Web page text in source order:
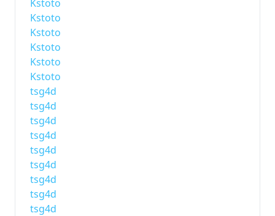
Kstoto
Kstoto
Kstoto
Kstoto
Kstoto
Kstoto
tsg4d
tsg4d
tsg4d
tsg4d
tsg4d
tsg4d
tsg4d
tsg4d
tsg4d